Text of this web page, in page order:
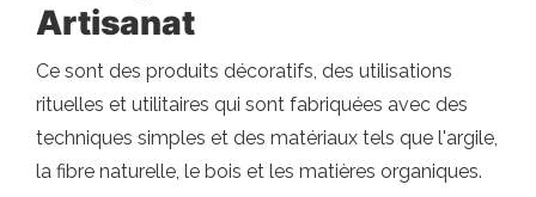
Artisanat
Ce sont des produits décoratifs, des utilisations
rituelles et utilitaires qui sont fabriquées avec des
techniques simples et des matériaux tels que l'argile,
la fibre naturelle, le bois et les matières organiques.